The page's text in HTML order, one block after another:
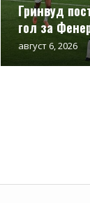
Гринвуд
гол за
август 6, 2026